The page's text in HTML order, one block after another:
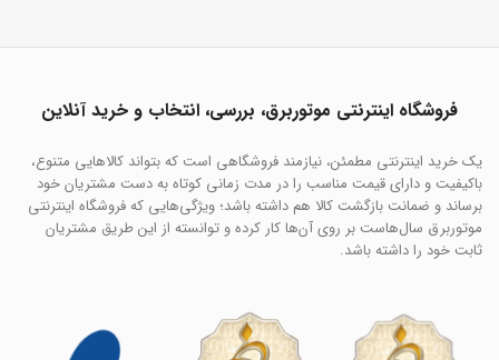
فروشگاه اینترنتی موتوربرق، بررسی، انتخاب و خرید آنلاین
یک خرید اینترنتی مطمئن، نیازمند فروشگاهی است که بتواند کالاهایی متنوع،
باکیفیت و دارای قیمت مناسب را در مدت زمانی کوتاه به دست مشتریان خود
برساند و ضمانت بازگشت کالا هم داشته باشد؛ ویژگی‌هایی که فروشگاه اینترنتی
موتوربرق سال‌هاست بر روی آن‌ها کار کرده و توانسته از این طریق مشتریان
ثابت خود را داشته باشد.